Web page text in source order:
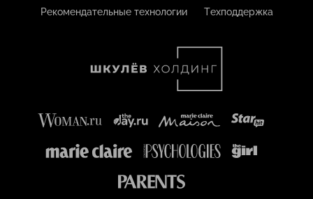
Рекомендательные технологии
Техподдержка